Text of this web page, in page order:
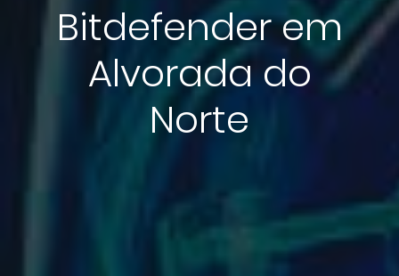
Bitdefender em
Alvorada do
Norte